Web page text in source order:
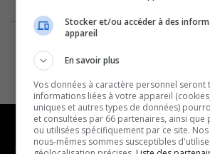
Stocker et/ou accéder à des
appareil
En savoir plus
Vos données à caractère personnel seront
informations liées à votre appareil
uniques et autres types de données)
et consultées par 66 partenaires, ainsi que
ou utilisées spécifiquement par ce site.
nous-mêmes sommes susceptibles